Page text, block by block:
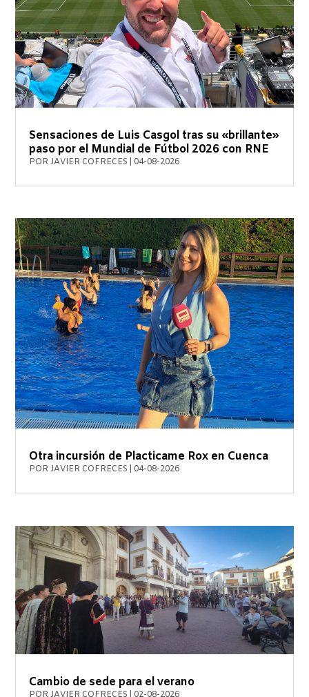
Sensaciones de Luis Casgol tras su «brillante»
paso por el Mundial de Fútbol 2026 con RNE
PORJAVIER COFRECES 04-08-2026
Otra incursión de Placticame Rox en Cuenca
PORJAVIER COFRECES 04-08-2026
Cambio de sede para el verano
PORJAVIER COFRECES 02-08-2026